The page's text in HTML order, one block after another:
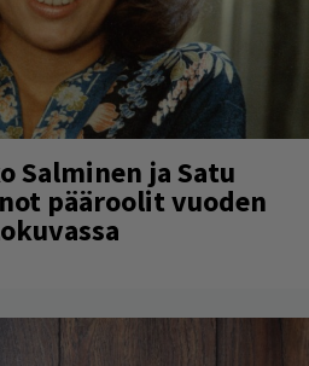
Salminen ja Satu
pääroolit vuoden